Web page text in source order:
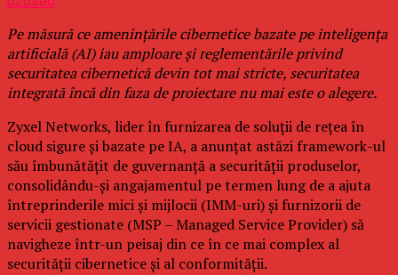
Pe măsură ce amenințările cibernetice bazate pe inteligența
artificială (AI) iau amploare și reglementările privind
securitatea cibernetică devin tot mai stricte, securitatea
integrată încă din faza de proiectare nu mai este o alegere.
Zyxel Networks, lider în furnizarea de soluții de rețea în
cloud sigure și bazate pe IA, a anunțat astăzi framework-ul
său îmbunătățit de guvernanță a securității produselor,
consolidându-și angajamentul pe termen lung de a ajuta
întreprinderile mici și mijlocii (IMM-uri) și furnizorii de
servicii gestionate (MSP – Managed Service Provider) să
navigheze într-un peisaj din ce în ce mai complex al
securității cibernetice și al conformității.